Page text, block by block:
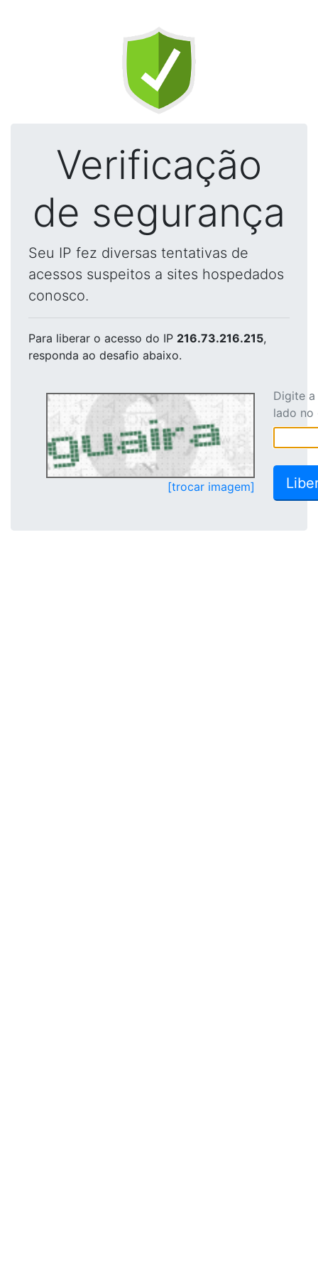
Verificação
de segurança
Seu IP fez diversas tentativas de
acessos suspeitos a sites hospedados
conosco.
Para liberar o acesso do IP 216.73.216.215,
responda ao desafio abaixo.
[trocar imagem]
Digite
lado no